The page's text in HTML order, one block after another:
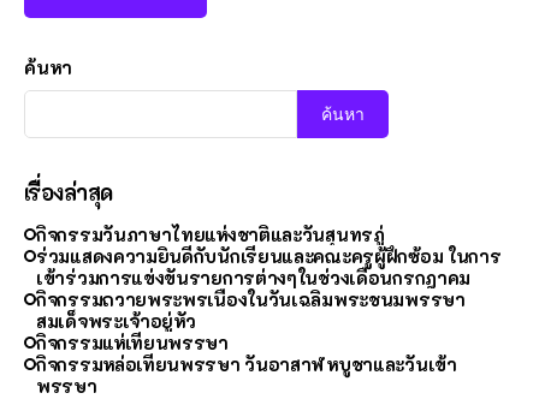
ค้นหา
ค้นหา
เรื่องล่าสุด
กิจกรรมวันภาษาไทยแห่งชาติและวันสุนทรภู่
ร่วมแสดงความยินดีกับนักเรียนและคณะครูผู้ฝึกซ้อม ในการ
เข้าร่วมการแข่งขันรายการต่างๆในช่วงเดือนกรกฎาคม
กิจกรรมถวายพระพรเนื่องในวันเฉลิมพระชนมพรรษา
สมเด็จพระเจ้าอยู่หัว
กิจกรรมแห่เทียนพรรษา
กิจกรรมหล่อเทียนพรรษา วันอาสาฬหบูชาและวันเข้า
พรรษา